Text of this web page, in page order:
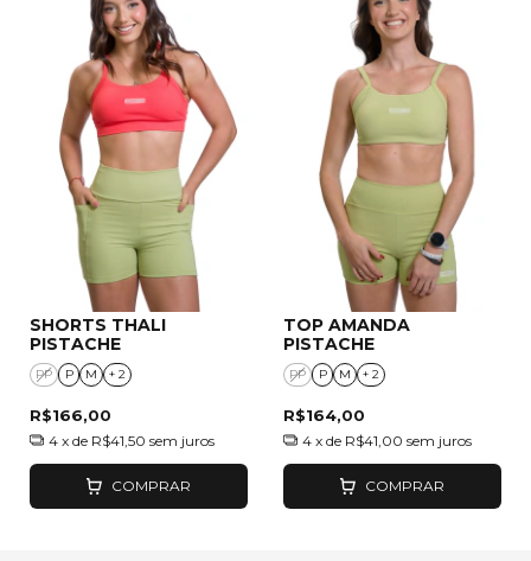
SHORTS THALI
PISTACHE
PP P M + 2
R$166,00
4 x de R$41,50 sem juros
COMPRAR
TOP AMANDA
PISTACHE
PP P M + 2
R$164,00
4 x de R$41,00 sem juros
COMPRAR